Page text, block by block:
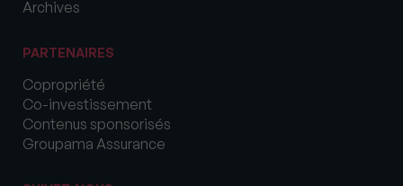
Archives
PARTENAIRES
Copropriété
Co-investissement
Contenus sponsorisés
Groupama Assurance